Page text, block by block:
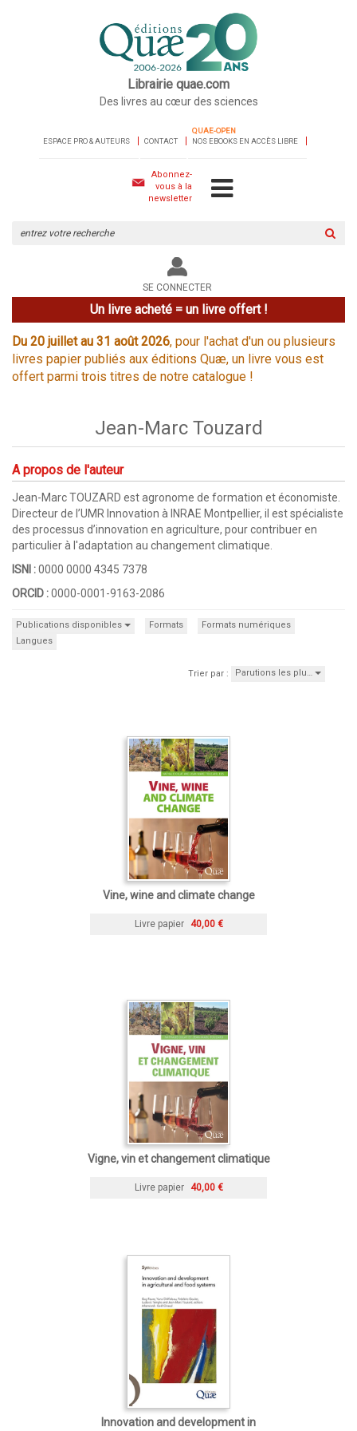
Librairie quae.com
Des livres au cœur des sciences
ESPACE PRO & AUTEURS CONTACT
QUAE-OPEN
NOS EBOOKS EN ACCÈS LIBRE
Abonnez-
vous à la
newsletter
le
site
SE CONNECTER
Un livre acheté = un livre offert !
Du 20 juillet au 31 août 2026, pour l'achat d'un ou plusieurs
livres papier publiés aux éditions Quæ, un livre vous est
offert parmi trois titres de notre catalogue !
Jean-Marc Touzard
A propos de l'auteur
Jean-Marc TOUZARD est agronome de formation et économiste.
Directeur de l’UMR Innovation à INRAE Montpellier, il est spécialiste
des processus d’innovation en agriculture, pour contribuer en
particulier à l'adaptation au changement climatique.
ISNI :0000 0000 4345 7378
ORCID :0000-0001-9163-2086
Publications disponibles Formats
Formats numériques
Langues
Trier par : Parutions les plu…
Vine, wine and climate change
Livre papier 40,00 €
Vigne, vin et changement climatique
Livre papier 40,00 €
Innovation and development in